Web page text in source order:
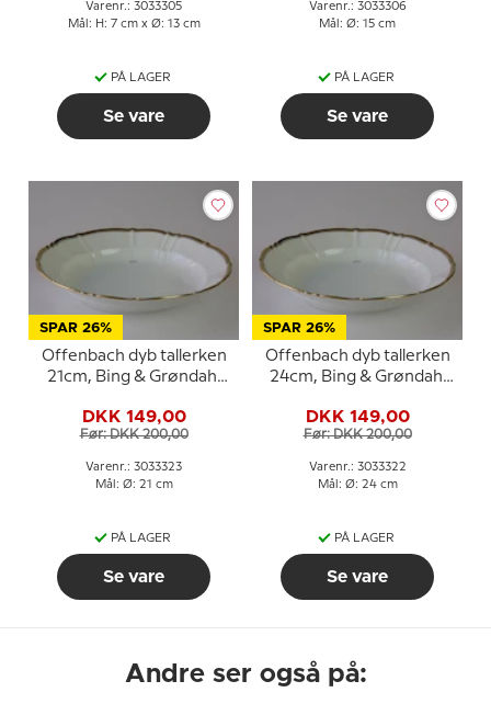
Varenr.: 3033305
Mål: H: 7 cm x Ø: 13 cm
PÅ LAGER
Se vare
Varenr.: 3033306
Mål: Ø: 15 cm
PÅ LAGER
Se vare
SPAR 26%
Offenbach dyb tallerken
21cm, Bing & Grøndahl
DKK 149,00
Før: DKK 200,00
Varenr.: 3033323
Mål: Ø: 21 cm
PÅ LAGER
Se vare
SPAR 26%
Offenbach dyb tallerken
24cm, Bing & Grøndahl
DKK 149,00
Før: DKK 200,00
Varenr.: 3033322
Mål: Ø: 24 cm
PÅ LAGER
Se vare
Andre ser også på: